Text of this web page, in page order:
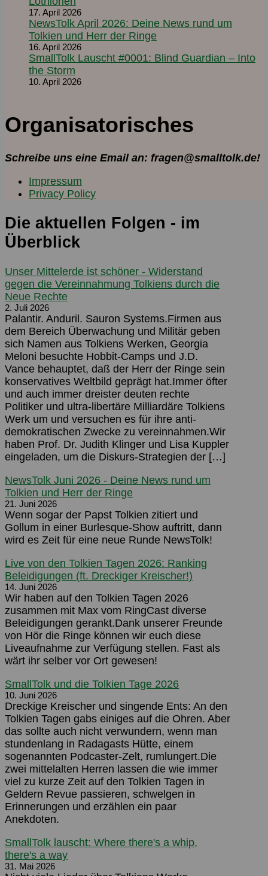
17. April 2026
NewsTolk April 2026: Deine News rund um
Tolkien und Herr der Ringe
16. April 2026
SmallTolk Lauscht #0001: Blind Guardian – Into
the Storm
10. April 2026
Organisatorisches
Schreibe uns eine Email an: fragen@smalltolk.de!
Impressum
Privacy Policy
Die aktuellen Folgen - im
Überblick
Unser Mittelerde ist schöner - Widerstand
gegen die Vereinnahmung Tolkiens durch die
Neue Rechte
2. Juli 2026
Palantir. Anduril. Sauron Systems.Firmen aus
dem Bereich Überwachung und Militär geben
sich Namen aus Tolkiens Werken, Georgia
Meloni besuchte Hobbit-Camps und J.D.
Vance behauptet, daß der Herr der Ringe sein
konservatives Weltbild geprägt hat.Immer öfter
und auch immer dreister deuten rechte
Politiker und ultra-libertäre Milliardäre Tolkiens
Werk um und versuchen es für ihre anti-
demokratischen Zwecke zu vereinnahmen.Wir
haben Prof. Dr. Judith Klinger und Lisa Kuppler
eingeladen, um die Diskurs-Strategien der […]
NewsTolk Juni 2026 - Deine News rund um
Tolkien und Herr der Ringe
21. Juni 2026
Wenn sogar der Papst Tolkien zitiert und
Gollum in einer Burlesque-Show auftritt, dann
wird es Zeit für eine neue Runde NewsTolk!
Live von den Tolkien Tagen 2026: Ranking
Beleidigungen (ft. Dreckiger Kreischer!)
14. Juni 2026
Wir haben auf den Tolkien Tagen 2026
zusammen mit Max vom RingCast diverse
Beleidigungen gerankt.Dank unserer Freunde
von Hör die Ringe können wir euch diese
Liveaufnahme zur Verfügung stellen. Fast als
wärt ihr selber vor Ort gewesen!
SmallTolk und die Tolkien Tage 2026
10. Juni 2026
Dreckige Kreischer und singende Ents: An den
Tolkien Tagen gabs einiges auf die Ohren. Aber
das sollte auch nicht verwundern, wenn man
stundenlang in Radagasts Hütte, einem
sogenannten Podcaster-Zelt, rumlungert.Die
zwei mittelalten Herren lassen die wie immer
viel zu kurze Zeit auf den Tolkien Tagen in
Geldern Revue passieren, schwelgen in
Erinnerungen und erzählen ein paar
Anekdoten.
SmallTolk lauscht: Where there's a whip,
there's a way
31. Mai 2026